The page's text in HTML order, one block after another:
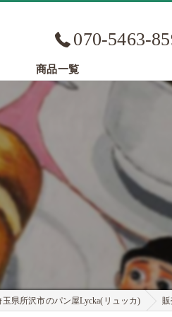
070-5463-
商品一覧
玉県所沢市のパン屋Lycka(リュッカ)